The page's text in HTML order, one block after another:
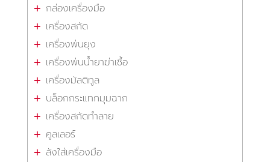
กล่องเครื่องมือ
เครื่องสกัด
เครื่องพ่นยุง
เครื่องพ่นน้ำยาฆ่าเชื้อ
เครื่องมัลติทูล
บล็อกกระแทกมุมฉาก
เครื่องสกัดทำลาย
คูลเลอร์
ลังใส่เครื่องมือ